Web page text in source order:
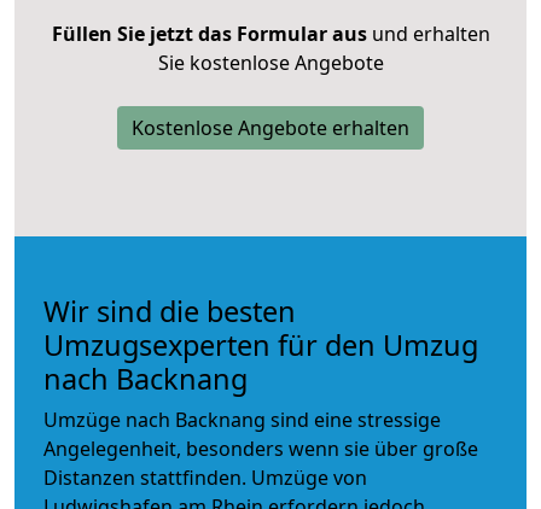
Füllen Sie jetzt das Formular ausund erhalten
Sie kostenlose Angebote
Kostenlose Angebote erhalten
Wir sind die besten
Umzugsexperten für den Umzug
nach Backnang
Umzüge nach Backnang sind eine stressige
Angelegenheit, besonders wenn sie über große
Distanzen stattfinden. Umzüge von